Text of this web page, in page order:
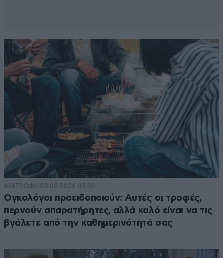
ΔΙΑΤΡΟΦΗ 08·08·2026 08:30
Ογκολόγοι προειδοποιούν: Αυτές οι τροφές,
περνούν απαρατήρητες, αλλά καλό είναι να τις
βγάλετε από την καθημερινότητά σας